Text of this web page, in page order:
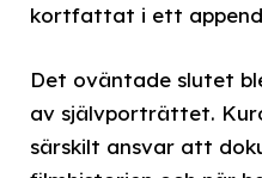
kortfattat i ett
Det oväntade slutet
av självporträttet.
särskilt ansvar att